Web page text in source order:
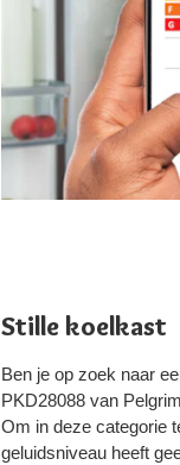
Stille koelkast
Ben je op zoek naar
PKD28088 van
Om in deze categorie
geluidsniveau heeft